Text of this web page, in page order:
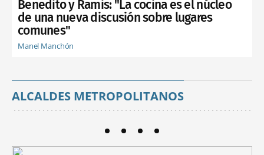
Benedito y Ramis: "La cocina es el núcleo
de una nueva discusión sobre lugares
comunes"
Manel Manchón
ALCALDES METROPOLITANOS